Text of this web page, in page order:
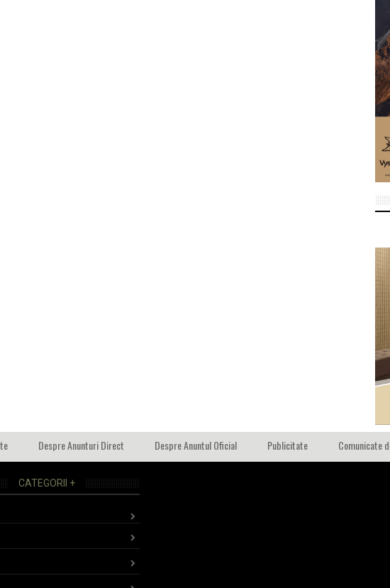
Despre Anunturi Direct Despre Anuntul Oficial Publicitate Comunicate
CATEGORII +